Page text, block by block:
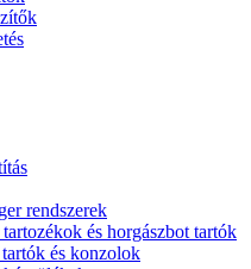
rendszerek
és horgászbot tartók
és konzolok